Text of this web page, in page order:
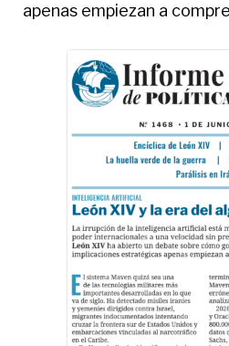
apenas empiezan a